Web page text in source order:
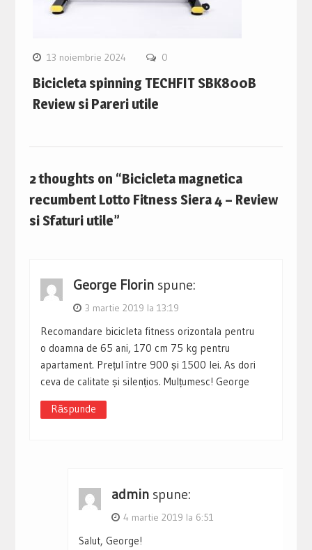
13 noiembrie 2024 0
Bicicleta spinning TECHFIT SBK800B
Review si Pareri utile
2 thoughts on “Bicicleta magnetica
recumbent Lotto Fitness Siera 4 – Review
si Sfaturi utile”
George Florin spune:
3 martie 2019 la 13:19
Recomandare bicicleta fitness orizontala pentru
o doamna de 65 ani, 170 cm 75 kg pentru
apartament. Prețul între 900 și 1500 lei. As dori
ceva de calitate și silențios. Mulțumesc! George
Răspunde
admin spune:
4 martie 2019 la 6:51
Salut, George!